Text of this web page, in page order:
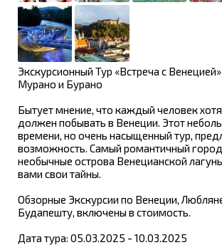
Экскурсионный Тур «Встреча с
Мурано и Бурано
Бытует мнение, что каждый человек
должен побывать в Венеции. Этот
времени, но очень насыщенный тур,
возможность. Самый романтичный
необычные острова Венецианской
вами свои тайны.
Обзорные Экскурсии по Венеции,
Будапешту, включены в стоимость.
Дата тура: 05.03.2025 - 10.03.2025